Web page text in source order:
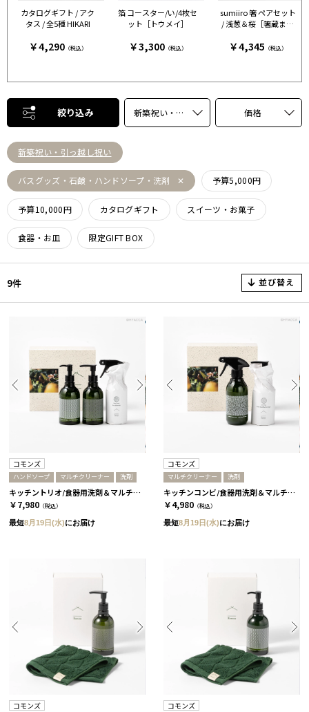
カタログギフト / アク
タス / 全5種 HIKARI
￥4,290（税込）
箔 コースター/い/4枚セ
ット［トウメイ］
￥3,300（税込）
sumiiro 箸 ペアセット
/ 浅葱＆桜［箸蔵まつ
￥4,345 （税込）
絞り込み 新築祝い・引っ越し祝い 価格
新築祝い・引っ越し祝い
バスグッズ・石鹸・ハンドソープ・洗剤 予算5,000円
予算10,000円 カタログギフト スイーツ・お菓子
食器・お皿 限定GIFT BOX
9件 並び替え
コモンズ
ハンドソープ マルチクリーナー 洗剤
キッチントリオ/食器用洗剤＆マルチクリーナー＆ハンドソープ［コモンズ］
￥7,980 （税込）
最短8月19日(水)にお届け
コモンズ
マルチクリーナー 洗剤
キッチンコンビ/食器用洗剤＆マルチクリーナー［コモンズ］
￥4,980 （税込）
最短8月19日(水)にお届け
コモンズ コモンズ